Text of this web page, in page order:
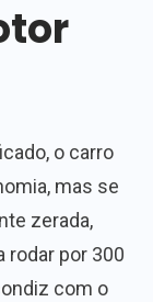
o carro
mas se
zerada,
rodar por 300
com o